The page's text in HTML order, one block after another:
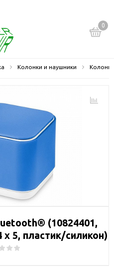
0
Колонки и наушники Колонки
(10824401,
5, пластик/силикон)